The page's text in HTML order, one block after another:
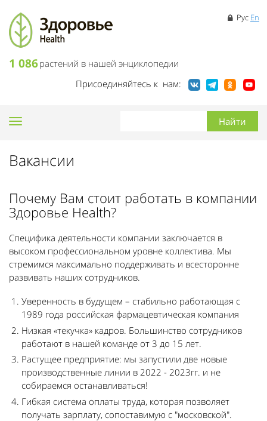
1 086растений в нашей энциклопедии
Рус En
Присоединяйтесь к нам:
Toggle
Вакансии
Почему Вам стоит работать в компании
Здоровье Health?
Специфика деятельности компании заключается в
высоком профессиональном уровне коллектива. Мы
стремимся максимально поддерживать и всесторонне
развивать наших сотрудников.
Уверенность в будущем – стабильно работающая с
1989 года российская фармацевтическая компания
Низкая «текучка» кадров. Большинство сотрудников
работают в нашей команде от 3 до 15 лет.
Растущее предприятие: мы запустили две новые
производственные линии в 2022 - 2023гг. и не
собираемся останавливаться!
Гибкая система оплаты труда, которая позволяет
получать зарплату, сопоставимую с "московской".